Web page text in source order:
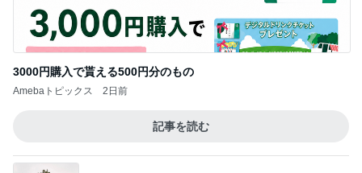
3000円購入で貰える500円分のもの
Amebaトピックス 2日前
記事を読む